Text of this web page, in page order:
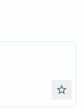
star_outline